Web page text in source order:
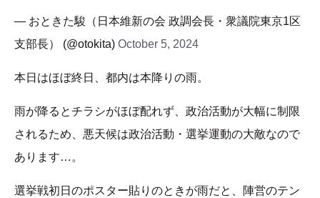
— おときた駿（日本維新の会 政調会長・衆議院東京1区
支部長） (@otokita) October 5, 2024
本日はほぼ終日、都内は本降りの雨。
雨が降るとチラシがほぼ配れず、政治活動が大幅に制限
されるため、悪天候は政治活動・選挙運動の大敵なので
あります…。
選挙戦初日のポスター貼りのときが雨だと、陣営のテン